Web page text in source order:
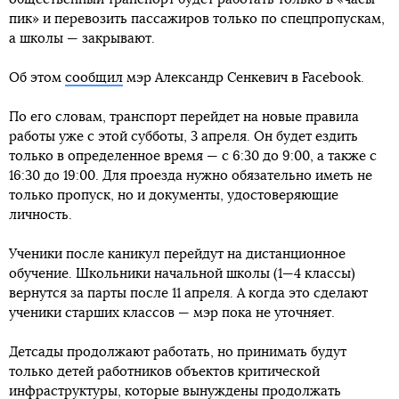
пик» и перевозить пассажиров только по спецпропускам,
а школы — закрывают.
Об этом сообщил мэр Александр Сенкевич в Facebook.
По его словам, транспорт перейдет на новые правила
работы уже с этой субботы, 3 апреля. Он будет ездить
только в определенное время — с 6:30 до 9:00, а также с
16:30 до 19:00. Для проезда нужно обязательно иметь не
только пропуск, но и документы, удостоверяющие
личность.
Ученики после каникул перейдут на дистанционное
обучение. Школьники начальной школы (1—4 классы)
вернутся за парты после 11 апреля. А когда это сделают
ученики старших классов — мэр пока не уточняет.
Детсады продолжают работать, но принимать будут
только детей работников объектов критической
инфраструктуры, которые вынуждены продолжать